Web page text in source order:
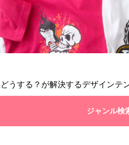
うする？が解決するデザインテ
ジャンル検